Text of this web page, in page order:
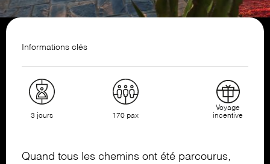
Informations clés
3 jours 170 pax
Voyage
incentive
Quand tous les chemins ont été parcourus,